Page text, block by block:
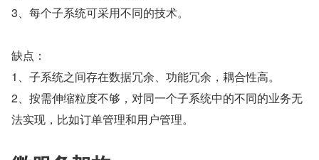
3、每个子系统可采用不同的技术。
缺点：
1、子系统之间存在数据冗余、功能冗余，耦合性高。
2、按需伸缩粒度不够，对同一个子系统中的不同的业务无
法实现，比如订单管理和用户管理。